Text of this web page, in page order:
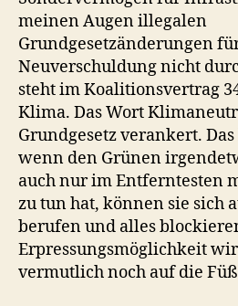
meinen Augen illegalen
Grundgesetzänderungen
Neuverschuldung nicht
steht im Koalitionsvertrag
Klima. Das Wort
Grundgesetz verankert.
wenn den Grünen
auch nur im Entferntesten
zu tun hat, können sie sich
berufen und alles
Erpressungsmöglichkeit
vermutlich noch auf die